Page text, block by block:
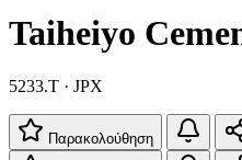
Taiheiyo
5233.T · JPX
Παρακολούθηση